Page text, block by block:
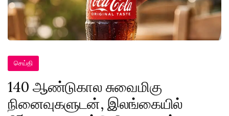
செய்தி
140 ஆண்டுகால சுவைமிகு
நினைவுகளுடன், இலங்கையில்